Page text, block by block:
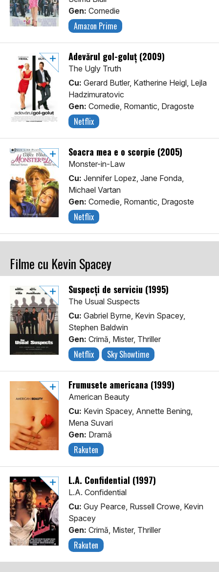
Gen: Comedie
Amazon Prime
Adevărul gol-goluț (2009)
The Ugly Truth
Cu: Gerard Butler, Katherine Heigl, Lejla
Hadzimuratovic
Gen: Comedie, Romantic, Dragoste
Netflix
Soacra mea e o scorpie (2005)
Monster-in-Law
Cu: Jennifer Lopez, Jane Fonda,
Michael Vartan
Gen: Comedie, Romantic, Dragoste
Netflix
Filme cu Kevin Spacey
Suspecți de serviciu (1995)
The Usual Suspects
Cu: Gabriel Byrne, Kevin Spacey,
Stephen Baldwin
Gen: Crimă, Mister, Thriller
Netflix Sky Showtime
Frumusete americana (1999)
American Beauty
Cu: Kevin Spacey, Annette Bening,
Mena Suvari
Gen: Dramă
Rakuten
L.A. Confidential (1997)
L.A. Confidential
Cu: Guy Pearce, Russell Crowe, Kevin
Spacey
Gen: Crimă, Mister, Thriller
Rakuten